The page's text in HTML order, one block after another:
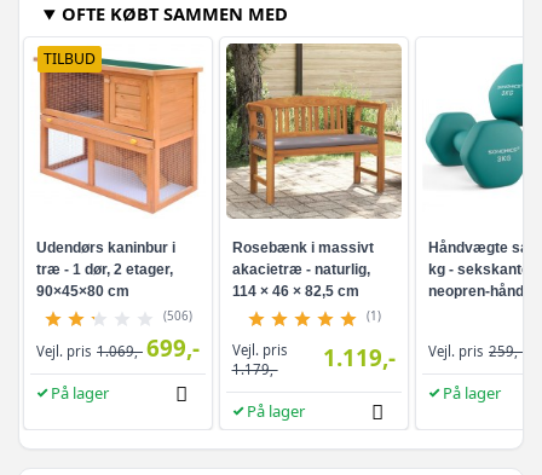
OFTE KØBT SAMMEN MED
TILBUD
Udendørs kaninbur i
træ - 1 dør, 2 etager,
90×45×80 cm
(506)
Vejl. pris 1.069,- 699,-
På lager
Rosebænk i massivt
akacietræ - naturlig,
114 × 46 × 82,5 cm
(1)
Vejl. pris
1.179,-
1.119,-
På lager
Håndvægte sæt
kg -
neopren-
Vejl. pris 259,-
På lager